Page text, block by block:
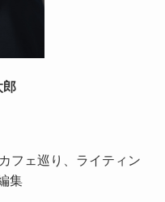
郎
フェ巡り、ライティン
集